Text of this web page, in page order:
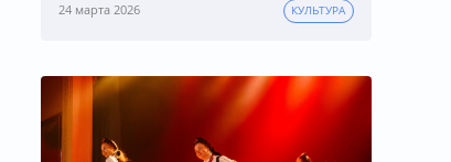
24 марта 2026 КУЛЬТУРА